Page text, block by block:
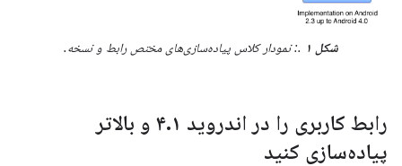
شکل ۱ .: نمودار کلاس پیاده‌سازی‌های مختص رابط و نسخه.
رابط کاربری را در اندروید ۴ .
۱ و بالاتر
پیاده‌سازی کنید